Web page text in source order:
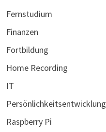
Fernstudium
Finanzen
Fortbildung
Home Recording
IT
Persönlichkeitsentwicklung
Raspberry Pi